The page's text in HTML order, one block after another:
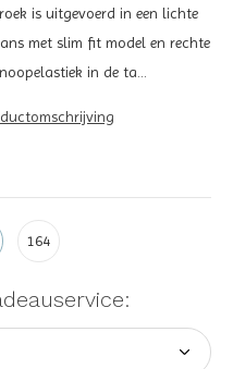
is uitgevoerd in een lichte
met slim fit model en rechte
in de ta...
164